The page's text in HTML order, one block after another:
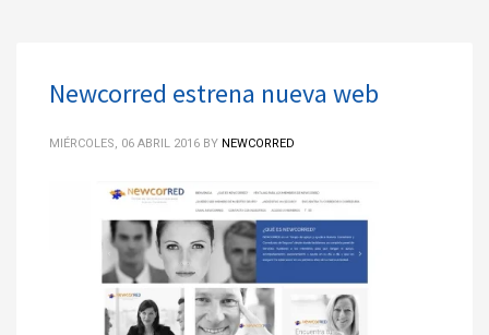
Newcorred estrena nueva web
MIÉRCOLES, 06 ABRIL 2016 BY NEWCORRED